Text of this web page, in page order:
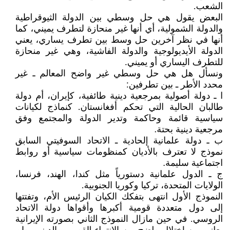
الشعب.
البعض يقول هي حل وسطي بين الدولة الثيوقراطية
والدولة الشمولية، أي أنها غير منحازة لتطرف يميني، كما
أنها في نظر آخرين حل وسط بين تطرف يساري، يعني
الدولة الأيديولوجية والدولة الفاشية، وهي غير منحازة
للتطرف اليساري أو يميني.
ونسأل هل هي حل وسطي غير واضح المعالم ـ غير
محدد الأطر ـ بين تطرفين:
ا ـ دولة أصولية بمرجعية دينية طائفية، كإيران، أم دولة
طالبان الحالية التي تحكم أفغانستان. كنماذج لكيانات
سياسية قائمة وحاكمة وتدير الدولة والمجتمع وفق
مرجعية دينية بحتة.
ب ـ دولة علمانية إلحادية ـ الاتحاد السوفيتي السابق
نموذج لا تعترف بالأديان كمنظومات سياسية أو روابط
اجتماعية سليمة.
ج ـ الدول علمانية دستورياً مثل كندا، الهند، فرنسا،
الولايات المتحدة، تركيا وكوريا الجنوبية.
النموذج الأول انتهى بتفكك الكيان الرئيس الأم، وتفتتها
إلى دول متعددة قومية أكبرها وأقواها دولة الاتحاد
الروسي. في حين مازال النموذج الثاني بصورته الإيرانية